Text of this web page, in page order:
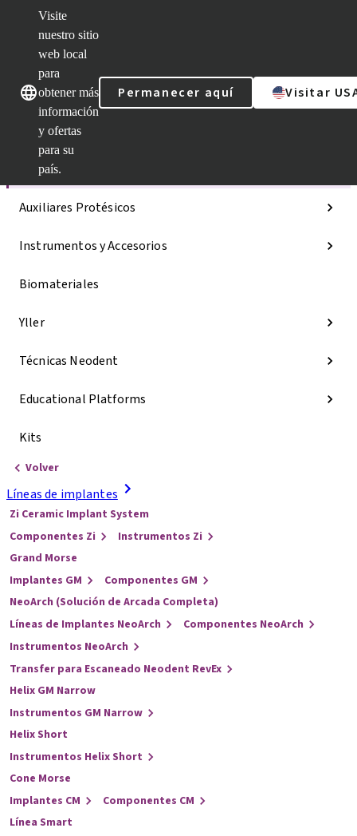
Visite
nuestro sitio
web local
para
obtener más
información
y ofertas
para su
país.
Permanecer aquí Visitar
Categorías
Líneas de implantes
Auxiliares Protésicos
Instrumentos y Accesorios
Biomateriales
Yller
Técnicas Neodent
Educational Platforms
Kits
Volver
Líneas de implantes
Zi Ceramic Implant System
Componentes Zi
Instrumentos Zi
Grand Morse
Implantes GM
Componentes GM
NeoArch (Solución de Arcada Completa)
Líneas de Implantes NeoArch
Componentes NeoArch
Instrumentos NeoArch
Transfer para Escaneado Neodent RevEx
Helix GM Narrow
Instrumentos GM Narrow
Helix Short
Instrumentos Helix Short
Cone Morse
Implantes CM
Componentes CM
Línea Smart